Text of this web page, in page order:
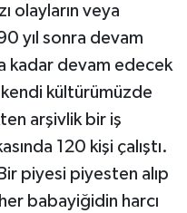
olayların veya
yıl sonra devam
kadar devam edecek
kültürümüzde
arşivlik bir iş
120 kişi çalıştı.
piyesi piyesten alıp
babayiğidin harcı